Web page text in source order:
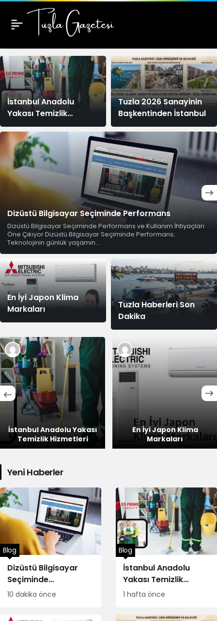
Blog
Haberleri
Dizüstü Bilgisayar Seçiminde Performans
Dizüstü Bilgisayar Seçiminde Performans ve Kullanım İhtiyaçları
Öne Çıkıyor Dizüstü Bilgisayar Seçiminde Performans;
Teknolojinin günlük yaşamın...
İstanbul Anadolu
Yakası Temizlik
Hizmetleri
En İyi Japon Klima
Markaları
Tuzla 2026 Sanayinin
Başkentinden İstanbul
Tuzla Haberleri Son
Dakika
En İyi Japon Klima
Markaları
Tuzla 2026 Sanayinin
Başkentinden İstanbul
Yeni Haberler
Dizüstü Bilgisayar
Seçiminde
Performans
Blog
10 dakika önce
İstanbul Anadolu
Yakası Temizlik
Hizmetleri
Blog
1 hafta önce